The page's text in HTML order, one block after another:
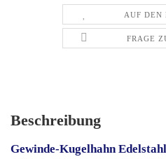
AUF DEN
FRAGE
Beschreibung
Gewinde-Kugelhahn Edelstahl